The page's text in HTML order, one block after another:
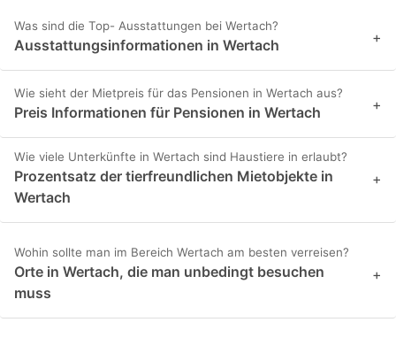
Was sind die Top- Ausstattungen bei Wertach?
Ausstattungsinformationen in Wertach +
Wie sieht der Mietpreis für das Pensionen in Wertach aus?
Preis Informationen für Pensionen in Wertach +
Wie viele Unterkünfte in Wertach sind Haustiere in erlaubt?
Prozentsatz der tierfreundlichen Mietobjekte in
Wertach
+
Wohin sollte man im Bereich Wertach am besten verreisen?
Orte in Wertach, die man unbedingt besuchen
muss
+